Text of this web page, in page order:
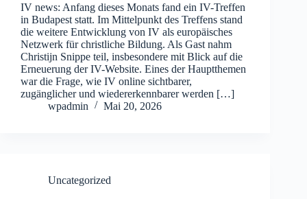
IV news: Anfang dieses Monats fand ein IV-Treffen
in Budapest statt. Im Mittelpunkt des Treffens stand
die weitere Entwicklung von IV als europäisches
Netzwerk für christliche Bildung. Als Gast nahm
Christijn Snippe teil, insbesondere mit Blick auf die
Erneuerung der IV-Website. Eines der Hauptthemen
war die Frage, wie IV online sichtbarer,
zugänglicher und wiedererkennbarer werden […]
wpadmin
Mai 20, 2026
Uncategorized